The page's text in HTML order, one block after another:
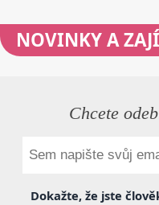
NOVINKYA
Chcete
Dokažte, že jste